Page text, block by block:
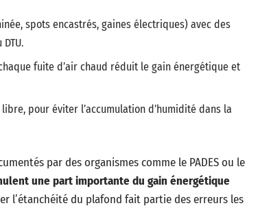
spots encastrés, gaines électriques) avec des
fuite d’air chaud réduit le gain énergétique et
pour éviter l’accumulation d’humidité dans la
par des organismes comme le PADES ou le
une part importante du gain énergétique
l’étanchéité du plafond fait partie des erreurs les